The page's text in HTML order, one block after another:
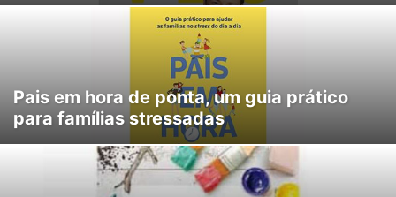
Pais em hora de ponta, um guia prático
para famílias stressadas